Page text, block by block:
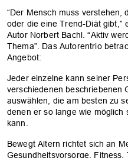
“Der Mensch muss verstehen,
oder die eine Trend-Diät gibt,”
Autor Norbert Bachl. “Aktiv
Thema”. Das Autorentrio
Angebot:
Jeder einzelne kann seiner
verschiedenen beschriebenen
auswählen, die am besten zu
denen er so lange wie möglich
kann.
Bewegt Altern richtet sich an
Gesundheitsvorsorge,